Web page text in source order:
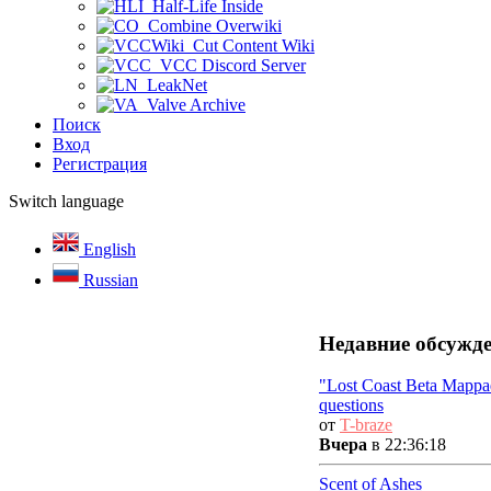
Half-Life Inside
Combine Overwiki
Cut Content Wiki
VCC Discord Server
LeakNet
Valve Archive
Поиск
Вход
Регистрация
Switch language
English
Russian
Недавние
"Lost Coast Beta
questions
от T-braze
Вчера в 22:36:18
Scent of Ashes